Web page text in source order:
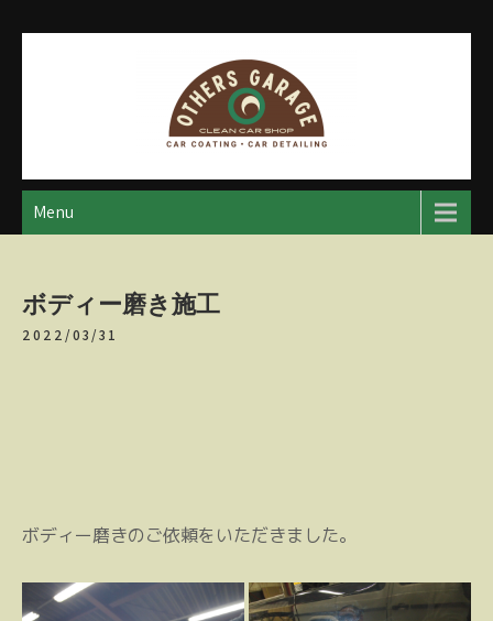
アザースガレージ
【神奈川・厚木・愛川】カーメンテナンス
Menu
ボディー磨き施工
2022/03/31
ボディー磨きのご依頼をいただきました。